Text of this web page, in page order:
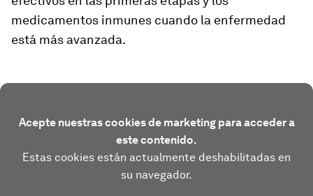
medicamentos inmunes cuando la enfermedad
está más avanzada.
Acepte nuestras cookies de marketing para acceder a
este contenido.
Estas cookies están actualmente deshabilitadas en
su navegador.